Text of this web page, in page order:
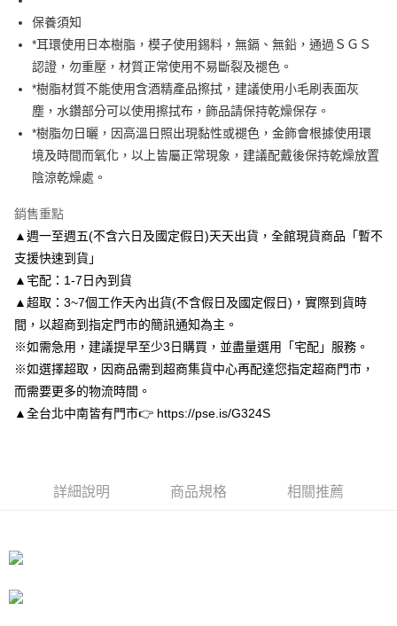
台新國際商業銀行
台灣樂天信用卡公司
玉山商業銀行
台新國際商業銀行
中國信託商業銀行
台灣樂天信用卡公司
Google Pay
AFTEE先享後付
相關說明
【關於「AFTEE先享後付」】
AFTEE先享後付是「在收到商品之後才付款」的支付方式。 讓您購物簡單
１．簡單：不需註冊會員、不需綁卡、不需儲值。
２．便利：只要手機號碼，簡訊認證，即可結帳。
３．安心：先確認商品／服務後，再付款。
１．於結帳方式選擇「AFTEE先享後付」後，將跳轉至「AFTEE先享後付」
結帳頁面，進行簡訊認證並確認金額後，即可完成結帳。
２．訂單成立數日內，您將收到繳費通知簡訊。
３．收到繳費通知簡訊後14天內，點擊此簡訊中的連結，可透過四大超商／
ATM／網路銀行／等多元方式進行付款，方視為交易完成。
※ 請注意：結帳手續完成當下不需立刻繳費，但若您需要取消訂單，請聯絡
後付繳納相關費用。
※ 交易是否成功請以「AFTEE先享後付 」之結帳頁面顯示為準，若有關於
是否繳費成功／繳費後需取消欲退款等相關疑問，請聯繫「AFTEE先享後付
客戶支援中心」
https://netprotections.freshdesk.com/support/home
【注意事項】
https://aftee.tw/terms/#terms3
４．使用「AFTEE先享後付」時，將依據個別帳號之用戶狀況，依本公司即
５．嚴禁一人註冊多個帳號或使用他人資訊註冊。若發現惡意使用之情形，
ATM付款
運送方式
付款後全家取貨
付款後7-11取貨
每筆NT$80，滿NT$3,000(含以上)免運費
宅配
每筆NT$80，滿NT$3,000(含以上)免運費
離島宅配
每筆NT$220
保養須知
*耳環使用日本樹脂，模子使用錫料，無鎘、無鉛，通過ＳＧＳ
認證，勿重壓，材質正常使用不易斷裂及褪色。
*樹脂材質不能使用含酒精產品擦拭，建議使用小毛刷表面灰
塵，水鑽部分可以使用擦拭布，飾品請保持乾燥保存。
*樹脂勿日曬，因高溫日照出現黏性或褪色，金飾會根據使用環
境及時間而氧化，以上皆屬正常現象，建議配戴後保持乾燥放置
陰涼乾燥處。
銷售重點
▲週一至週五(不含六日及國定假日)天天出貨，全館現貨商品「暫不
支援快速到貨」
▲宅配：1-7日內到貨
▲超取：3~7個工作天內出貨(不含假日及國定假日)，實際到貨時
間，以超商到指定門市的簡訊通知為主。
※如需急用，建議提早至少3日購買，並盡量選用「宅配」服務。
※如選擇超取，因商品需到超商集貨中心再配達您指定超商門市，
而需要更多的物流時間。
▲全台北中南皆有門市👉 https://pse.is/G324S
詳細說明 商品規格 相關推薦